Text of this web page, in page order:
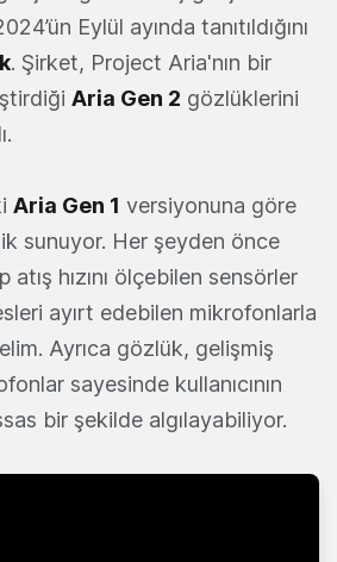
Eylül ayında tanıtıldığını
. Şirket, Project Aria'nın bir
Aria Gen 2 gözlüklerini
Aria Gen 1 versiyonuna göre
sunuyor. Her şeyden önce
hızını ölçebilen sensörler
ayırt edebilen mikrofonlarla
Ayrıca gözlük, gelişmiş
sayesinde kullanıcının
bir şekilde algılayabiliyor.